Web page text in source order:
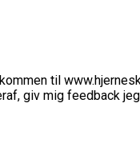
til
giv mig feedback